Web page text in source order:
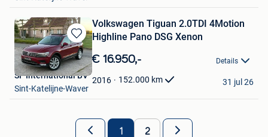
Bewaren
in
Mijn
Favorieten
Volkswagen Tiguan 2.0TDI 4Motion
Highline Pano DSG Xenon
€ 16.950,- Details
2016 152.000 km
SF International BV
Sint-Katelijne-Waver
31 jul 26
1 2